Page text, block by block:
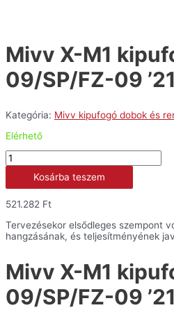
Mivv X-M1
09/SP/FZ-09 ’21
Kategória: Mivv kipufogó dobok és
Elérhető
Mivv
X-
kipufogó
-
MT-
09/SP/FZ-
09
Kosárba teszem
521.282 Ft
Tervezésekor elsődleges szempont
hangzásának, és teljesítményének
Mivv X-M1
09/SP/FZ-09 ’21